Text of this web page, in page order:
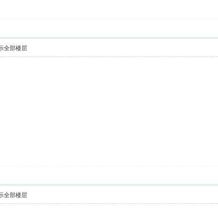
全部楼层
全部楼层